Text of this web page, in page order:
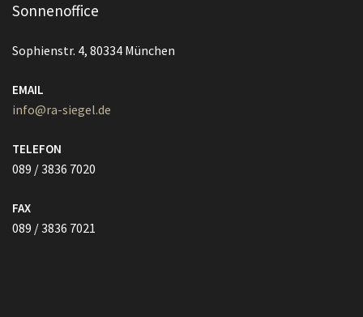
Sonnenoffice
Sophienstr. 4, 80334 München
EMAIL
info@ra-siegel.de
TELEFON
089 / 3836 7020
FAX
089 / 3836 7021